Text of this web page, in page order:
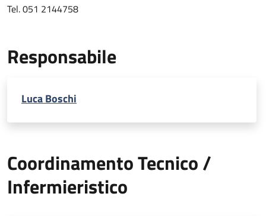
Tel. 051 2144758
Responsabile
Luca Boschi
Coordinamento Tecnico /
Infermieristico